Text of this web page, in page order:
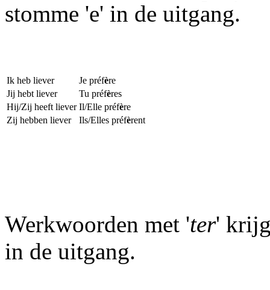
stomme 'e' in de uitgang.
Ik heb liever Je préfère
Jij hebt liever
Tu préfères
Hij/Zij heeft liever Il/Elle préfère
Zij hebben liever
Ils/Elles préfèrent
Werkwoorden met 'ter'
in de uitgang.